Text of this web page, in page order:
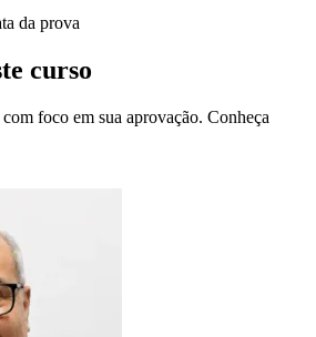
da prova
curso
foco em sua aprovação. Conheça